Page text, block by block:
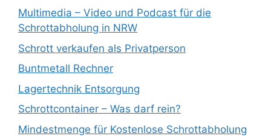
Multimedia – Video und Podcast für die
Schrottabholung in NRW
Schrott verkaufen als Privatperson
Buntmetall Rechner
Lagertechnik Entsorgung
Schrottcontainer – Was darf rein?
Mindestmenge für Kostenlose Schrottabholung